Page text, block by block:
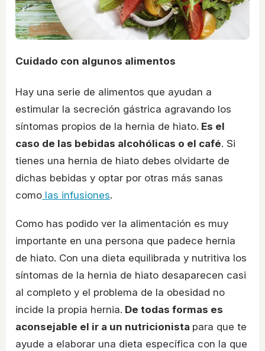
Cuidado con algunos alimentos
Hay una serie de alimentos que ayudan a
estimular la secreción gástrica agravando los
síntomas propios de la hernia de hiato. Es el
caso de las bebidas alcohólicas o el café. Si
tienes una hernia de hiato debes olvidarte de
dichas bebidas y optar por otras más sanas
como las infusiones.
Como has podido ver la alimentación es muy
importante en una persona que padece hernia
de hiato. Con una dieta equilibrada y nutritiva los
síntomas de la hernia de hiato desaparecen casi
al completo y el problema de la obesidad no
incide la propia hernia. De todas formas es
aconsejable el ir a un nutricionista para que te
ayude a elaborar una dieta específica con la que